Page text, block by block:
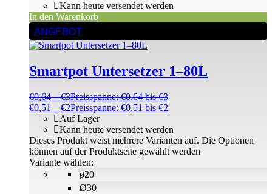
Kann heute versendet werden
In den Warenkorb
ANGEBOT
Smartpot Untersetzer 1–80L
€0,64 –€3Preisspanne: €0,64 bis €3
€0,51 – €2Preisspanne: €0,51 bis €2
ø20
Ø30
Auf Lager
Kann heute versendet werden
Variante wählen:
Dieses Produkt weist mehrere Varianten auf. Die Optionen
können auf der Produktseite gewählt werden